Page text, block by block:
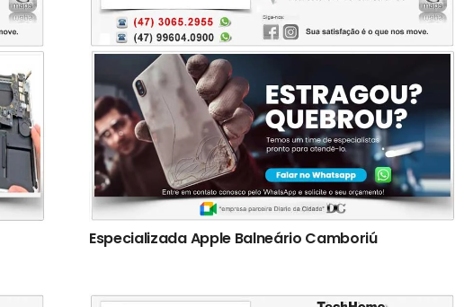
Especializada Apple Balneário Camboriú